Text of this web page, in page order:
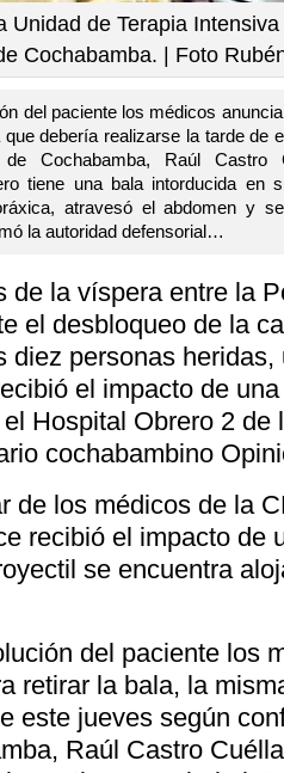
Unidad de Terapia
Cochabamba. | Foto
del paciente los médicos
debería realizarse la tarde de
Cochabamba, Raúl Castro
tiene una bala intorducida en
atravesó el abdomen y
la autoridad defensorial…
de la víspera entre la
el desbloqueo de la
diez personas
el impacto de
Hospital Obrero 2 de
cochabambino
de los médicos de la
recibió el impacto de
se encuentra
del paciente los
retirar la bala, la
este jueves según
Raúl Castro